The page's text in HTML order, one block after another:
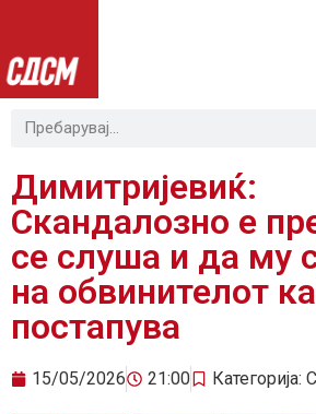
Димитријевиќ:
Скандалозно е
се слуша и да му
на обвинителот
постапува
15/05/2026 21:00 Категорија: